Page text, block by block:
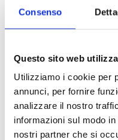
Consenso
Questo sito web
Utilizziamo i cookie per
annunci, per fornire
analizzare il nostro
informazioni sul modo
nostri partner che si
nello scorso anno”, ha
TAGS Asia Coface
ritardi pagamenti